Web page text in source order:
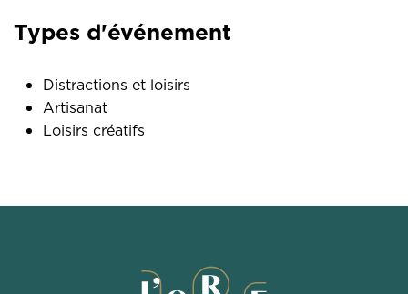
Types d'événement
Distractions et loisirs
Artisanat
Loisirs créatifs